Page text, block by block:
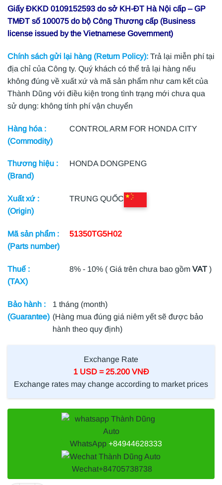
Giấy ĐKKD 0109152593 do sở KH-ĐT Hà Nội cấp – GP
TMĐT số 100075 do bộ Công Thương cấp (Business
license issued by the Vietnamese Government)
Chính sách gửi lại hàng (Return Policy): Trả lại miễn phí tại
địa chỉ của Công ty. Quý khách có thể trả lại hàng nếu
không đúng về xuất xứ và mã sản phẩm như cam kết của
Thành Dũng với điều kiện trong tình trạng mới chưa qua
sử dụng: không tính phí vận chuyển
Hàng hóa :
(Commodity)
CONTROL ARM FOR HONDA CITY
Thương hiệu :
(Brand)
HONDA DONGPENG
Xuất xứ :
(Origin)
TRUNG QUỐC
Mã sản phẩm :
(Parts number)
51350TG5H02
Thuế :
(TAX)
8% - 10% ( Giá trên chưa bao gồmVAT )
Bảo hành :
(Guarantee)
1 tháng (month)
(Hàng mua đúng giá niêm yết sẽ được bảo
hành theo quy định)
Exchange Rate
1 USD = 25.200 VNĐ
Exchange rates may change according to market prices
WhatsApp +84944628333
Wechat+84705738738